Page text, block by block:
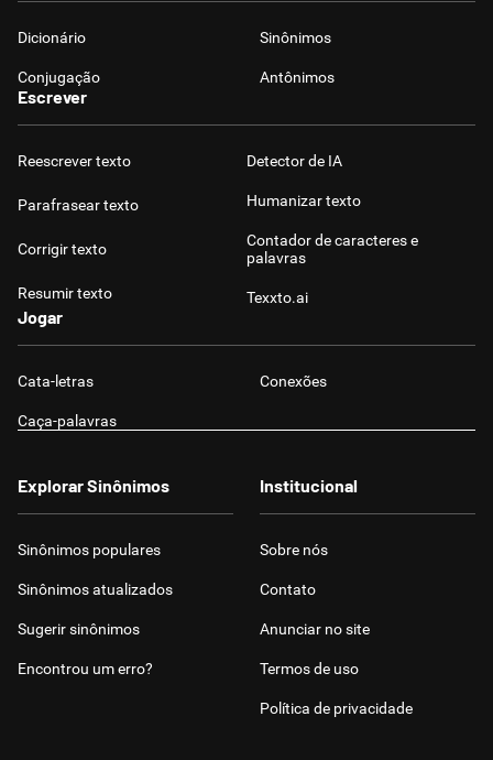
Dicionário Sinônimos
Conjugação Antônimos
Escrever
Reescrever texto
Parafrasear texto
Corrigir texto
Resumir texto
Detector de IA
Humanizar texto
Contador de caracteres e
palavras
Texxto.ai
Jogar
Cata-letras Conexões
Caça-palavras
Explorar Sinônimos
Sinônimos populares
Sinônimos atualizados
Sugerir sinônimos
Encontrou um erro?
Institucional
Sobre nós
Contato
Anunciar no site
Termos de uso
Política de privacidade